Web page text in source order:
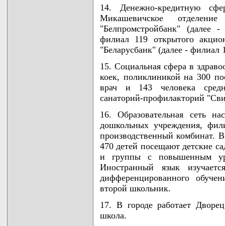
14. Денежно-кредитную
Микашевичское
"Белпромстройбанк" (далее
филиал 119 открытого
"Беларусбанк" (далее -
15. Социальная сфера в
коек, поликлиникой на 300
врач и 143 человека
санаторий-профилакторий
16. Образовательная сеть
дошкольных учреждения,
производственный комбинат.
470 детей посещают детские
и группы с повышенным
Иностранный язык
дифференцированного
второй школьник.
17. В городе работает
школа.